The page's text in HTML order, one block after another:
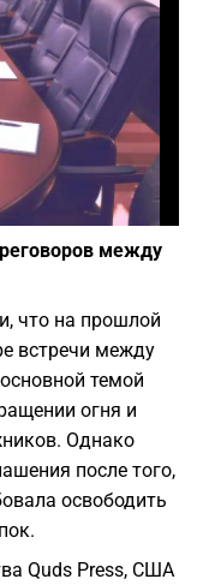
depositphotos.com
между
что на прошлой
встречи между
темой
огня и
Однако
после того,
освободить
Quds Press, США